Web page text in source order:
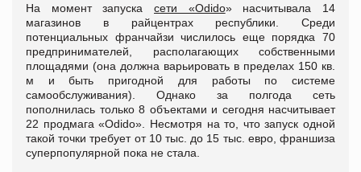
На момент запуска сети «Odido» насчитывала 14
магазинов в райцентрах республики. Среди
потенциальных франчайзи числилось еще порядка 70
предпринимателей, располагающих собственными
площадями (она должна варьировать в пределах 150 кв.
м и быть пригодной для работы по системе
самообслуживания). Однако за полгода сеть
пополнилась только 8 объектами и сегодня насчитывает
22 продмага «Odido». Несмотря на то, что запуск одной
такой точки требует от 10 тыс. до 15 тыс. евро, франшиза
суперпопулярной пока не стала.